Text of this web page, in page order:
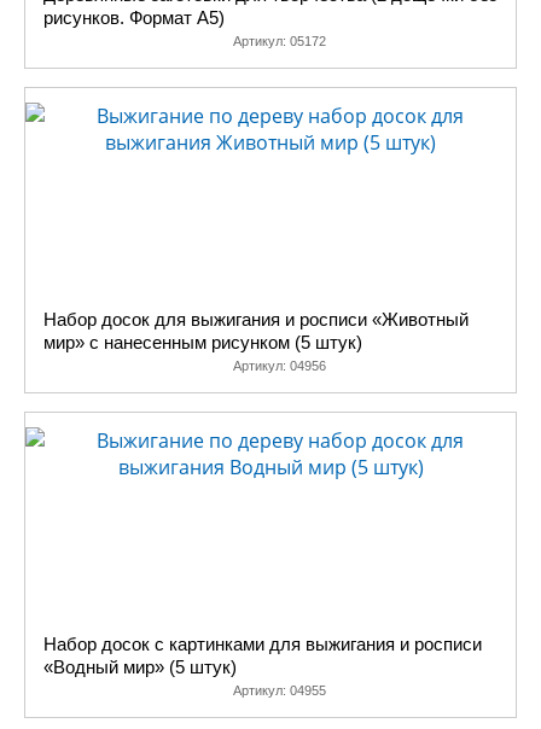
рисунков. Формат А5)
Артикул: 05172
Набор досок для выжигания и росписи «Животный
мир» с нанесенным рисунком (5 штук)
Артикул: 04956
Набор досок с картинками для выжигания и росписи
«Водный мир» (5 штук)
Артикул: 04955